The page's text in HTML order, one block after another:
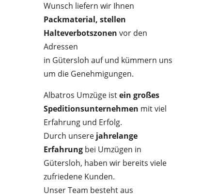
Wunsch liefern wir Ihnen
Packmaterial, stellen
Halteverbotszonen vor den
Adressen
in Gütersloh auf und kümmern uns
um die Genehmigungen.
Albatros Umzüge istein großes
Speditionsunternehmen mit viel
Erfahrung und Erfolg.
Durch unserejahrelange
Erfahrungbei Umzügen in
Gütersloh, haben wir bereits viele
zufriedene Kunden.
Unser Team besteht aus